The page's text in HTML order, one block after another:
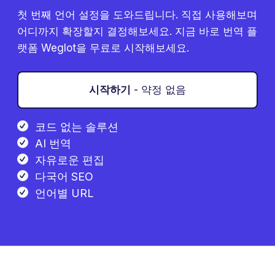
첫 번째 언어 설정을 도와드립니다. 직접 사용해보며
어디까지 확장할지 결정해보세요. 지금 바로 번역 플
랫폼 Weglot을 무료로 시작해보세요.
시작하기 - 약정 없음
코드 없는 솔루션
AI 번역
자유로운 편집
다국어 SEO
언어별 URL